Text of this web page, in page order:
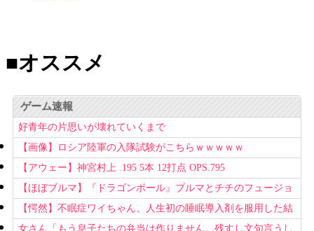
■オススメ
ゲーム速報
好青年の片思いが壊れていくまで
【画像】ロシア陸軍の入隊試験がこちらｗｗｗｗｗ
【アウェー】神宮村上 .195 5本 12打点 OPS.795
【ほぼブルマ】『ドラゴンボール』ブルマとチチのフュージョ
ン、クッソ可愛すぎるwwwwwww
【愕然】不眠症ワイちゃん、人生初の睡眠導入剤を服用した結
果ｗｗｗｗ
女さん「もう息子たちの弁当は作りません。残すし文句言うし